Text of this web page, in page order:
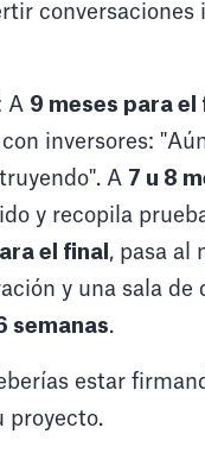
conversaciones
A 9 meses para el
inversores:
A 7 u 8
y recopila
el final , pasa al
y una sala
semanas.
estar
proyecto.